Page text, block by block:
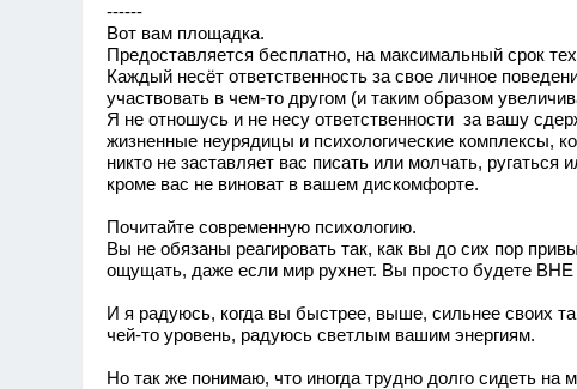
------
Вот вам площадка.
Предоставляется бесплатно, на максимальный срок
Каждый несёт ответственность за свое личное
участвовать в чем-то другом (и таким образом
Я не отношусь и не несу ответственности за вашу
жизненные неурядицы и психологические комплексы,
никто не заставляет вас писать или молчать,
кроме вас не виноват в вашем дискомфорте.
Почитайте современную психологию.
Вы не обязаны реагировать так, как вы до сих пор
ощущать, даже если мир рухнет. Вы просто будете ВНЕ
И я радуюсь, когда вы быстрее, выше, сильнее своих
чей-то уровень, радуюсь светлым вашим энергиям.
Но так же понимаю, что иногда трудно долго сидеть